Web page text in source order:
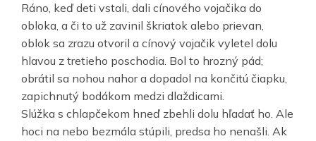
Ráno, keď deti vstali, dali cínového vojačika do
obloka, a či to už zavinil škriatok alebo prievan,
oblok sa zrazu otvoril a cínový vojačik vyletel dolu
hlavou z tretieho poschodia. Bol to hrozný pád;
obrátil sa nohou nahor a dopadol na končitú čiapku,
zapichnutý bodákom medzi dlaždicami.
Slúžka s chlapčekom hneď zbehli dolu hľadať ho. Ale
hoci na nebo bezmála stúpili, predsa ho nenašli. Ak